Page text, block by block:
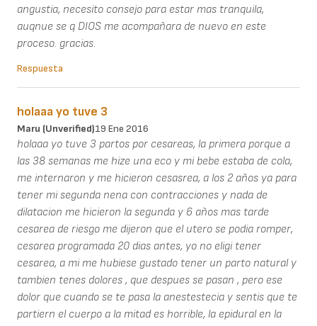
angustia, necesito consejo para estar mas tranquila,
auqnue se q DIOS me acompañara de nuevo en este
proceso. gracias.
Respuesta
holaaa yo tuve 3
Maru (unverified)19 Ene 2016
holaaa yo tuve 3 partos por cesareas, la primera porque a
las 38 semanas me hize una eco y mi bebe estaba de cola,
me internaron y me hicieron cesasrea, a los 2 años ya para
tener mi segunda nena con contracciones y nada de
dilatacion me hicieron la segunda y 6 años mas tarde
cesarea de riesgo me dijeron que el utero se podia romper,
cesarea programada 20 dias antes, yo no eligi tener
cesarea, a mi me hubiese gustado tener un parto natural y
tambien tenes dolores , que despues se pasan , pero ese
dolor que cuando se te pasa la anestestecia y sentis que te
partiern el cuerpo a la mitad es horrible, la epidural en la